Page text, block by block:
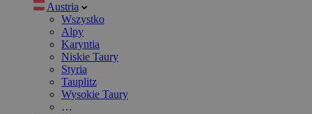
Austria
Wszystko
Alpy
Karyntia
Niskie Taury
Styria
Tauplitz
Wysokie Taury
…